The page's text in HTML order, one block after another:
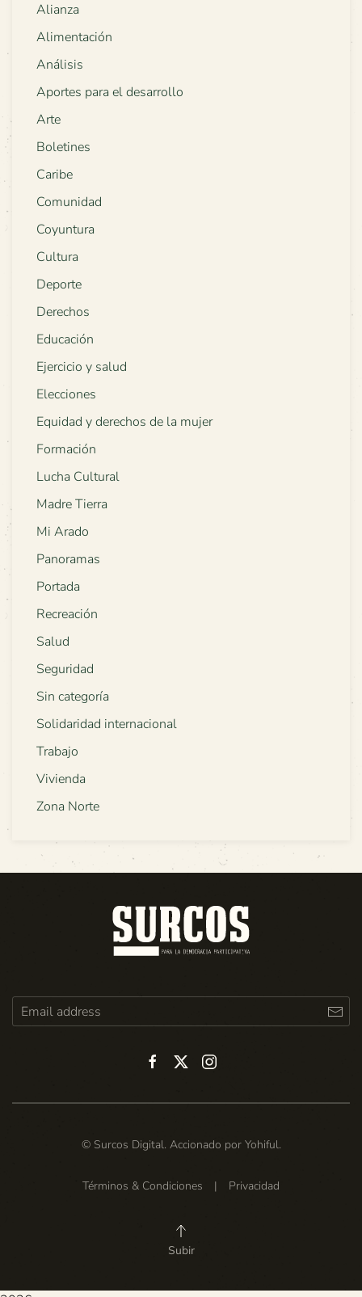
Alianza
Alimentación
Análisis
Aportes para el desarrollo
Arte
Boletines
Caribe
Comunidad
Coyuntura
Cultura
Deporte
Derechos
Educación
Ejercicio y salud
Elecciones
Equidad y derechos de la mujer
Formación
Lucha Cultural
Madre Tierra
Mi Arado
Panoramas
Portada
Recreación
Salud
Seguridad
Sin categoría
Solidaridad internacional
Trabajo
Vivienda
Zona Norte
© Surcos Digital. Accionado por Yohiful.
Términos & Condiciones | Privacidad
Subir